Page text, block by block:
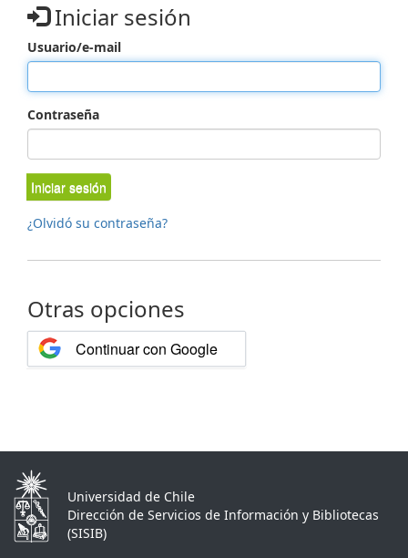
Iniciar sesión
Usuario/e-mail
Contraseña
Iniciar sesión
¿Olvidó su contraseña?
Otras opciones
Continuar con Google
Universidad de Chile
Dirección de Servicios de Información y Bibliotecas
(SISIB)